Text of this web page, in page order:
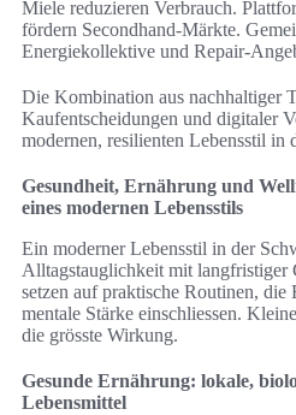
Miele reduzieren Verbrauch.
fördern Secondhand-Märkte.
Energiekollektive und Repair-
Die Kombination aus nachhaltiger
Kaufentscheidungen und digitaler
modernen, resilienten Lebensstil in
Gesundheit, Ernährung und
eines modernen Lebensstils
Ein moderner Lebensstil in der
Alltagstauglichkeit mit langfristiger
setzen auf praktische Routinen,
mentale Stärke einschliessen.
die grösste Wirkung.
Gesunde Ernährung: lokale,
Lebensmittel